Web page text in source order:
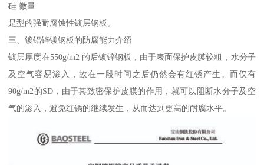
硅 微量
是型的强耐腐蚀性镀层钢板。
三、镀铝锌镁钢板的防腐能力介绍
镀层厚度在550g/m2 的后镀锌钢板，由于表面保护皮膜较粗，水分子
及空气容易渗入，故在一段时间之后仍然会有红锈产生。而仅有
90g/m2的SD，由于其致密保护皮膜的作用，就可以阻断水分子及空
气的渗入，避免红锈的继续发生，从而达到更高的耐腐水平。